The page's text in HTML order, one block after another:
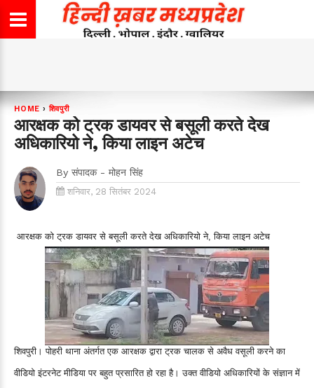
HOME ›शिवपुरी
आरक्षक को ट्रक डायवर से बसूली करते देख
अधिकारियो ने, किया लाइन अटेच
By संपादक - मोहन सिंह
शनिवार, 28 सितंबर 2024
आरक्षक को ट्रक डायवर से बसूली करते देख अधिकारियो ने, किया लाइन अटेच
शिवपुरी। पोहरी थाना अंतर्गत एक आरक्षक द्वारा ट्रक चालक से अवैध वसूली करने का
वीडियो इंटरनेट मीडिया पर बहुत प्रसारित हो रहा है। उक्त वीडियो अधिकारियों के संज्ञान में